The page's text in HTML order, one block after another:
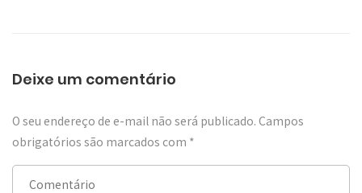
Deixe um comentário
O seu endereço de e-mail não será publicado. Campos
obrigatórios são marcados com *